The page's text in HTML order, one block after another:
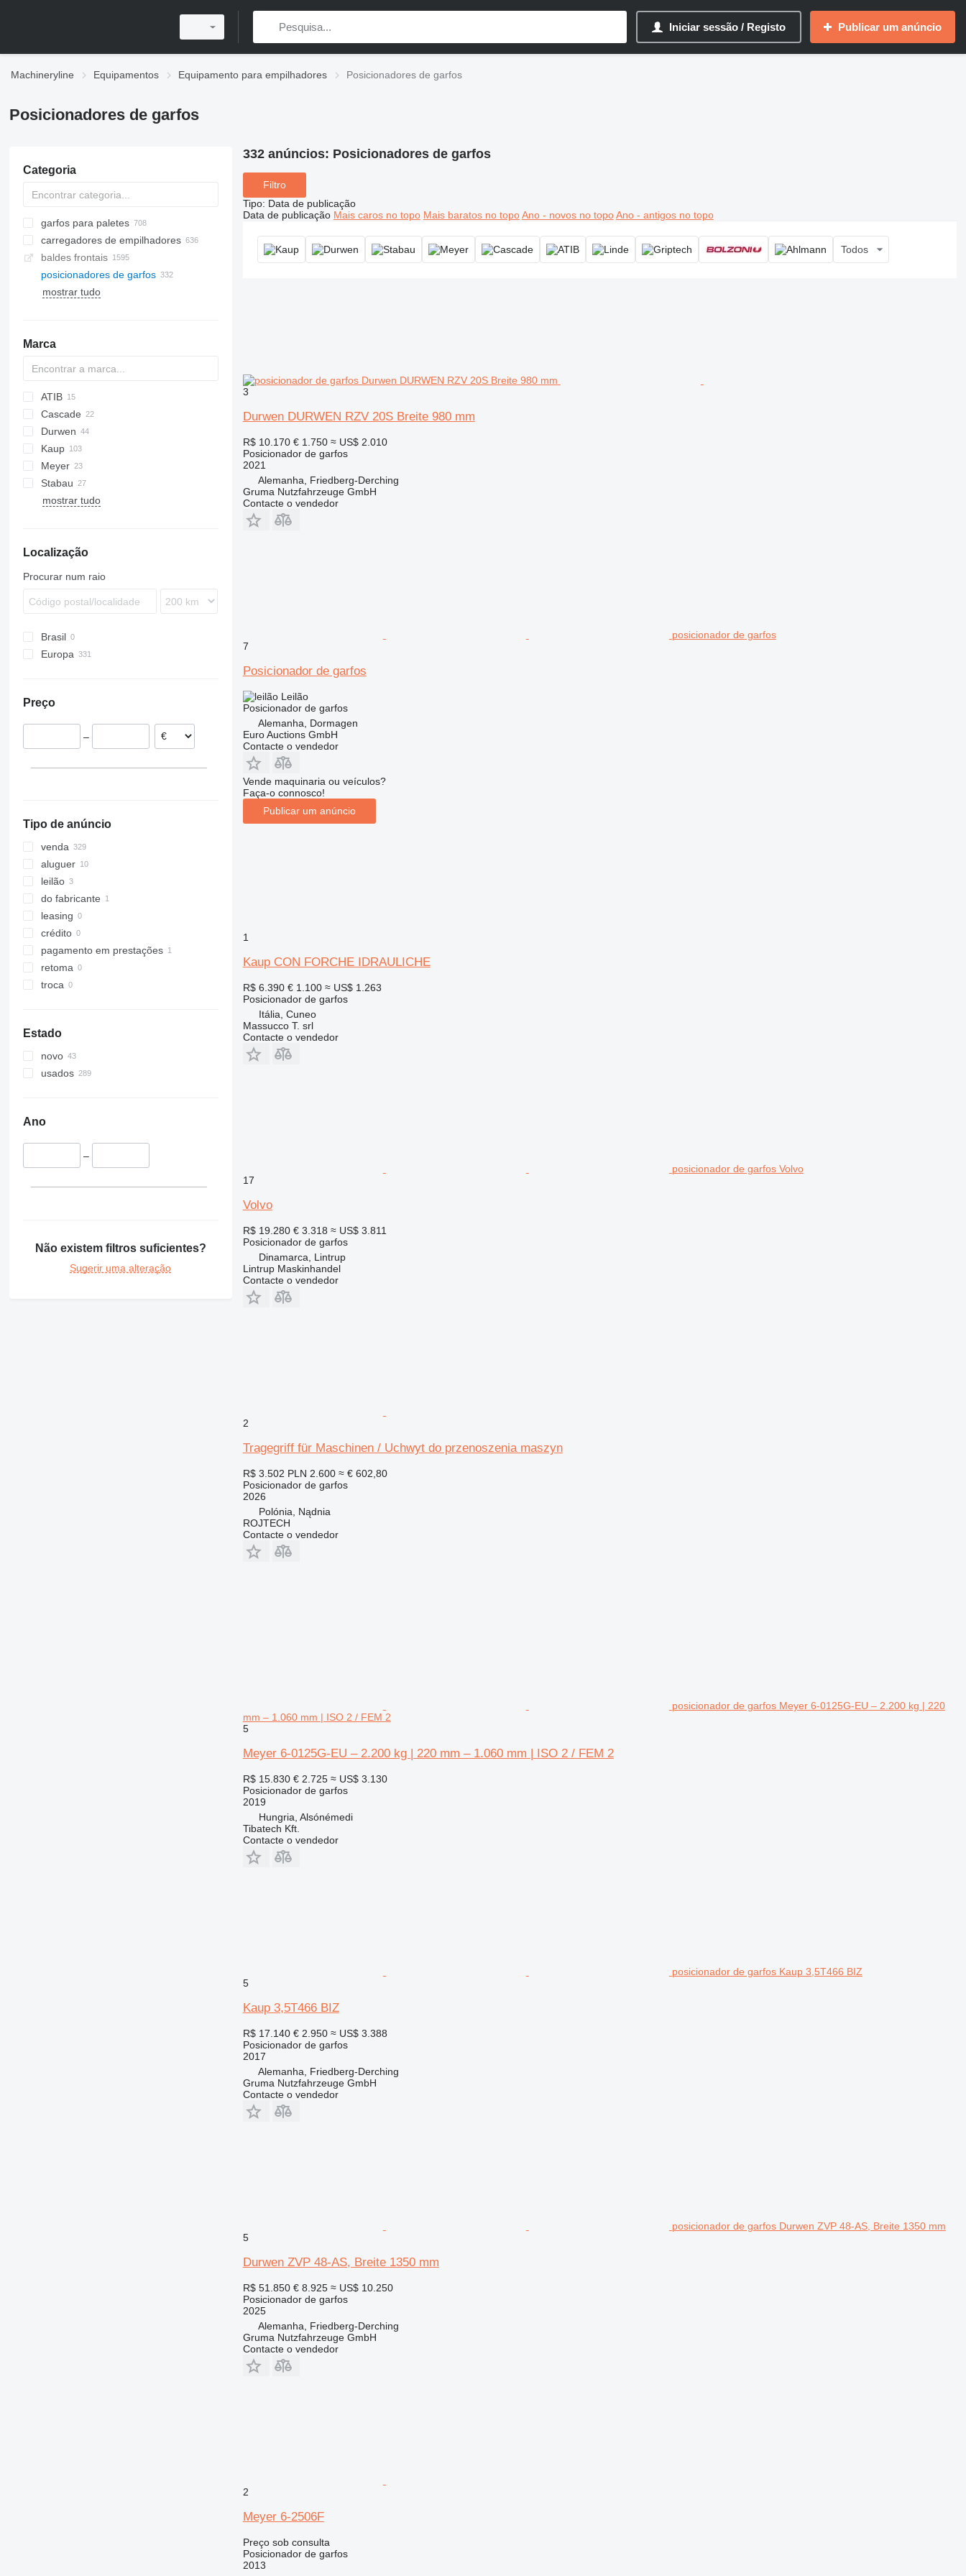
Iniciar sessão / Registo Publicar um anúncio
Machineryline Equipamentos Equipamento para empilhadores Posicionadores de garfos
Posicionadores de garfos
Categoria
garfos para paletes
carregadores de empilhadores
baldes frontais
posicionadores de garfos
mostrar tudo
Marca
ATIB
AZ
Cascade
DP
GP
Durwen
DPK
RZV
ZVP
3800
Kaup
580
Meyer
Stabau
S8
mostrar tudo
Localização
Procurar num raio
Brasil
Europa
Polónia
Grã-Bretanha
Preço
–
Tipo de anúncio
venda
aluguer
leilão
do fabricante
leasing
crédito
pagamento em prestações
retoma
troca
Estado
novo
usados
Ano
–
Não existem filtros suficientes?
Sugerir uma alteração
332 anúncios: Posicionadores de garfos
Filtro
Tipo: Data de publicação
Data de publicação Mais caros no topo Mais baratos no topo Ano - novos no topo Ano - antigos no topo
Todos
3
Durwen DURWEN RZV 20S Breite 980 mm
R$ 10.170 € 1.750 ≈ US$ 2.010
Posicionador de garfos
2021
Alemanha, Friedberg-Derching
Gruma Nutzfahrzeuge GmbH
Contacte o vendedor
posicionador de garfos
7
Posicionador de garfos
Leilão
Posicionador de garfos
Alemanha, Dormagen
Euro Auctions GmbH
Contacte o vendedor
Vende maquinaria ou veículos?
Faça-o connosco!
Publicar um anúncio
1
Kaup CON FORCHE IDRAULICHE
R$ 6.390 € 1.100 ≈ US$ 1.263
Posicionador de garfos
Itália, Cuneo
Massucco T. srl
Contacte o vendedor
posicionador de garfos Volvo
17
Volvo
R$ 19.280 € 3.318 ≈ US$ 3.811
Posicionador de garfos
Dinamarca, Lintrup
Lintrup Maskinhandel
Contacte o vendedor
2
Tragegriff für Maschinen / Uchwyt do przenoszenia maszyn
R$ 3.502 PLN 2.600 ≈ € 602,80
Posicionador de garfos
2026
Polónia, Nądnia
ROJTECH
Contacte o vendedor
posicionador de garfos Meyer 6-0125G-EU – 2.200 kg | 220
mm – 1.060 mm | ISO 2 / FEM 2
5
Meyer 6-0125G-EU – 2.200 kg | 220 mm – 1.060 mm | ISO 2 / FEM 2
R$ 15.830 € 2.725 ≈ US$ 3.130
Posicionador de garfos
2019
Hungria, Alsónémedi
Tibatech Kft.
Contacte o vendedor
posicionador de garfos Kaup 3,5T466 BIZ
5
Kaup 3,5T466 BIZ
R$ 17.140 € 2.950 ≈ US$ 3.388
Posicionador de garfos
2017
Alemanha, Friedberg-Derching
Gruma Nutzfahrzeuge GmbH
Contacte o vendedor
posicionador de garfos Durwen ZVP 48-AS, Breite 1350 mm
5
Durwen ZVP 48-AS, Breite 1350 mm
R$ 51.850 € 8.925 ≈ US$ 10.250
Posicionador de garfos
2025
Alemanha, Friedberg-Derching
Gruma Nutzfahrzeuge GmbH
Contacte o vendedor
2
Meyer 6-2506F
Preço sob consulta
Posicionador de garfos
2013